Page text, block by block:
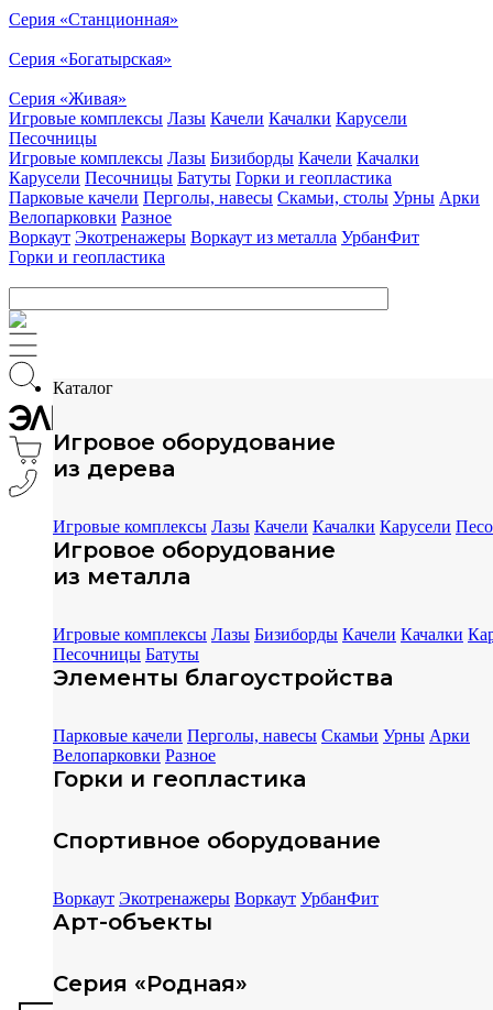
Серия «Станционная»
Серия «Богатырская»
Серия «Живая»
Игровые комплексы Лазы Качели Качалки Карусели
Песочницы
Игровые комплексы Лазы Бизиборды Качели Качалки
Карусели Песочницы Батуты Горки и геопластика
Парковые качели Перголы, навесы Скамьи, столы Урны Арки
Велопарковки Разное
Воркаут Экотренажеры Воркаут из металла УрбанФит
Горки и геопластика
Каталог
Игровое оборудование
из дерева
Игровые комплексы Лазы Качели Качалки Карусели
Игровое оборудование
из металла
Игровые комплексы Лазы Бизиборды Качели Качалки
Песочницы Батуты
Элементы благоустройства
Парковые качели Перголы, навесы Скамьи Урны Арки
Велопарковки Разное
Горки и геопластика
Спортивное оборудование
Воркаут Экотренажеры Воркаут УрбанФит
Арт-объекты
Серия «Родная»